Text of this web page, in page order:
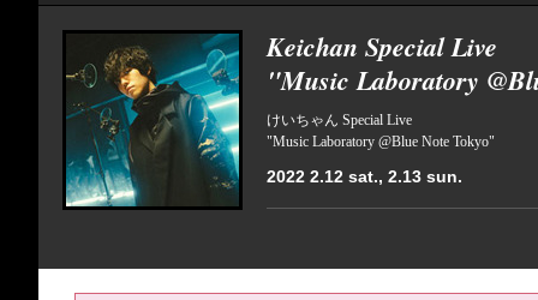
Keichan Special Live
"Music Laboratory
けいちゃん Special Live
"Music Laboratory @Blue Note Tokyo"
2022 2.12 sat., 2.13 sun.